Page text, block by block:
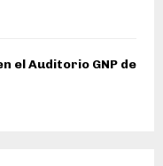
el Auditorio GNP de